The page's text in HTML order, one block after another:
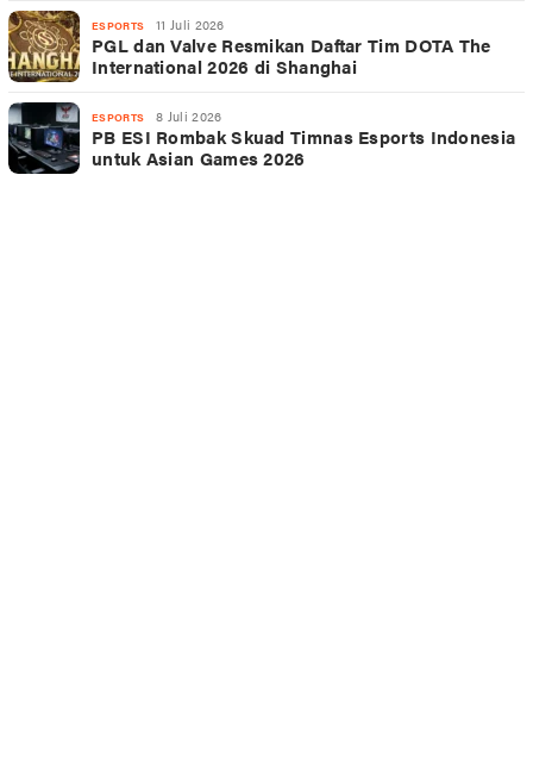
ESPORTS 11 Juli 2026
PGL dan Valve Resmikan Daftar Tim DOTA The
International 2026 di Shanghai
ESPORTS 8 Juli 2026
PB ESI Rombak Skuad Timnas Esports Indonesia
untuk Asian Games 2026